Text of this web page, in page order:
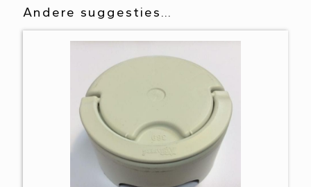
Andere suggesties…